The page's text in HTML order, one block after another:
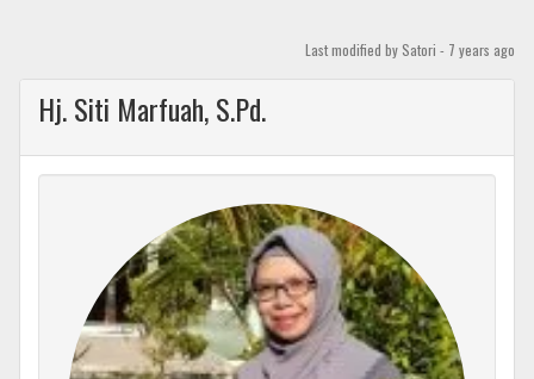
content
Last modified by Satori - 7 years ago
Hj. Siti Marfuah, S.Pd.